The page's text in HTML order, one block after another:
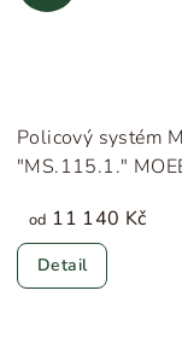
Policový systém
"MS.115.1."
od 11 140 Kč
Detail